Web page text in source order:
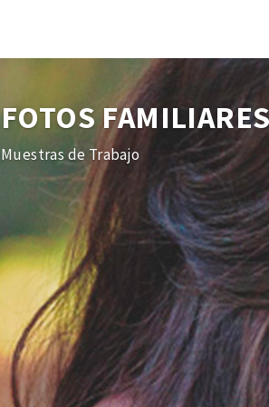
FOTOS
Muestras de Trabajo